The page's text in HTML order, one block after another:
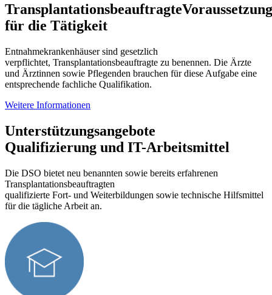
Transplantationsbeauftragte
für die Tätigkeit
Entnahmekrankenhäuser sind gesetzlich
verpflichtet, Transplantationsbeauftragte zu benennen. Die Ärzte
und Ärztinnen sowie Pflegenden brauchen für diese Aufgabe eine
entsprechende fachliche Qualifikation.
Weitere Informationen
Unterstützungsangebote
Qualifizierung und IT-Arbeitsmittel
Die DSO bietet neu benannten sowie bereits erfahrenen
Transplantationsbeauftragten
qualifizierte Fort- und Weiterbildungen sowie technische Hilfsmittel
für die tägliche Arbeit an.